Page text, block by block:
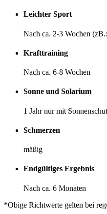
Leichter Sport
Nach ca. 2-3 Wochen
Krafttraining
Nach ca. 6-8 Wochen
Sonne und Solarium
1 Jahr nur mit
Schmerzen
mäßig
Endgültiges Ergebnis
Nach ca. 6 Monaten
*Obige Richtwerte gelten bei